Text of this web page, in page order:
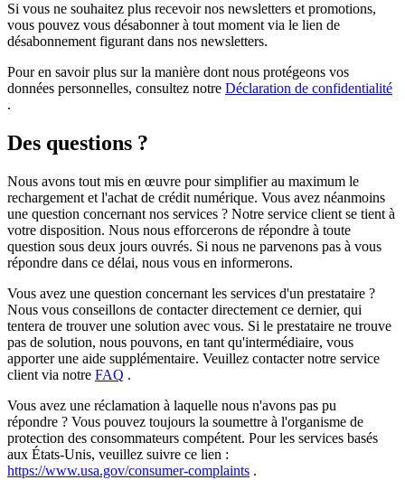
Si vous ne souhaitez plus recevoir nos newsletters et promotions,
vous pouvez vous désabonner à tout moment via le lien de
désabonnement figurant dans nos newsletters.
Pour en savoir plus sur la manière dont nous protégeons vos
données personnelles, consultez notre Déclaration de confidentialité
.
Des questions ?
Nous avons tout mis en œuvre pour simplifier au maximum le
rechargement et l'achat de crédit numérique. Vous avez néanmoins
une question concernant nos services ? Notre service client se tient à
votre disposition. Nous nous efforcerons de répondre à toute
question sous deux jours ouvrés. Si nous ne parvenons pas à vous
répondre dans ce délai, nous vous en informerons.
Vous avez une question concernant les services d'un prestataire ?
Nous vous conseillons de contacter directement ce dernier, qui
tentera de trouver une solution avec vous. Si le prestataire ne trouve
pas de solution, nous pouvons, en tant qu'intermédiaire, vous
apporter une aide supplémentaire. Veuillez contacter notre service
client via notre FAQ .
Vous avez une réclamation à laquelle nous n'avons pas pu
répondre ? Vous pouvez toujours la soumettre à l'organisme de
protection des consommateurs compétent. Pour les services basés
aux États-Unis, veuillez suivre ce lien :
https://www.usa.gov/consumer-complaints .